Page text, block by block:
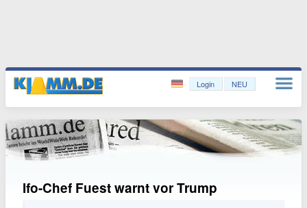
Login NEU
Ifo-Chef Fuest warnt vor Trump